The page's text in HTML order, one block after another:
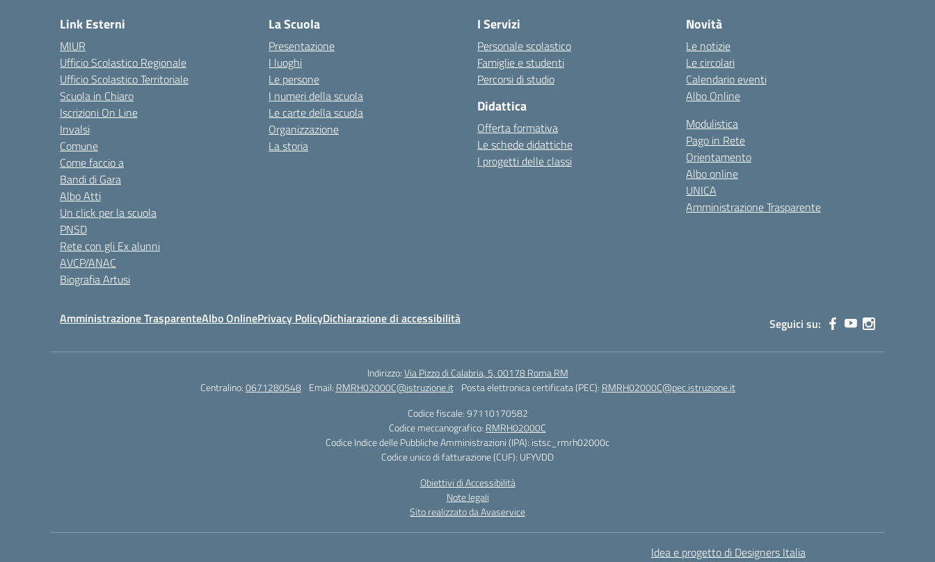
Link Esterni
MIUR
Ufficio Scolastico Regionale
Ufficio Scolastico Territoriale
Scuola in Chiaro
Iscrizioni On Line
Invalsi
Comune
Come faccio a
Bandi di Gara
Albo Atti
Un click per la scuola
PNSD
Rete con gli Ex alunni
AVCP/ANAC
Biografia Artusi
La Scuola
Presentazione
I luoghi
Le persone
I numeri della scuola
Le carte della scuola
Organizzazione
La storia
I Servizi
Personale scolastico
Famiglie e studenti
Percorsi di studio
Didattica
Offerta formativa
Le schede didattiche
I progetti delle classi
Novità
Le notizie
Le circolari
Calendario eventi
Albo Online
Modulistica
Pago in Rete
Orientamento
Albo online
UNICA
Amministrazione Trasparente
Amministrazione TrasparenteAlbo OnlinePrivacy PolicyDichiarazione di accessibilità Seguici su:
Indirizzo:Via Pizzo di Calabria, 5, 00178 Roma RM
Centralino:0671280548 Email: RMRH02000C@istruzione.it Posta elettronica certificata (PEC): RMRH02000C@pec.istruzione.it
Codice fiscale: 97110170582
Codice meccanografico: RMRH02000C
Codice Indice delle Pubbliche Amministrazioni (IPA): istsc_rmrh02000c
Codice unico di fatturazione (CUF): UFYVDD
Obiettivi di Accessibilità
Note legali
Sito realizzato da Avaservice
Idea e progetto di Designers Italia